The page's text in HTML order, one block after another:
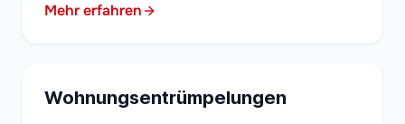
Mehr erfahren
Wohnungsentrümpelungen